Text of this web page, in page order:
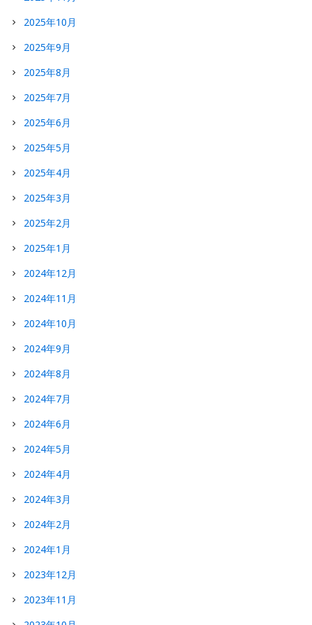
2025年10月
2025年9月
2025年8月
2025年7月
2025年6月
2025年5月
2025年4月
2025年3月
2025年2月
2025年1月
2024年12月
2024年11月
2024年10月
2024年9月
2024年8月
2024年7月
2024年6月
2024年5月
2024年4月
2024年3月
2024年2月
2024年1月
2023年12月
2023年11月